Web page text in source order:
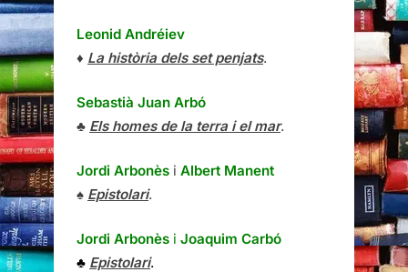
Leonid Andréiev
♦ La història dels set penjats.
Sebastià Juan Arbó
♣ Els homes de la terra i el mar.
Jordi Arbonès i Albert Manent
♠ Epistolari.
Jordi Arbonès i Joaquim Carbó
♣ Epistolari.